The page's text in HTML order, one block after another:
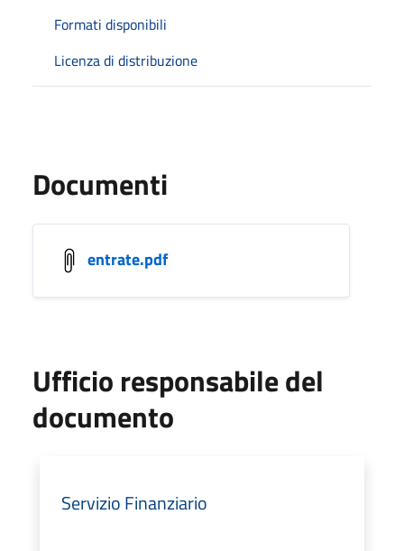
Formati disponibili
Licenza di distribuzione
Documenti
entrate.pdf
Ufficio responsabile del
documento
Servizio Finanziario